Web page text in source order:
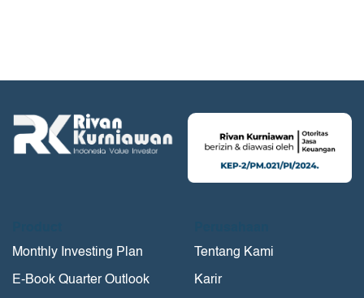
Monthly Investing Plan
E-Book Quarter Outlook
Tentang Kami
Karir